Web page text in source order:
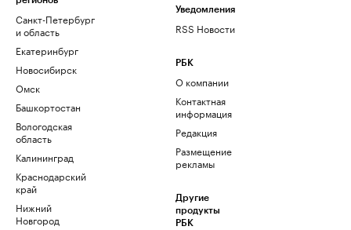
Санкт-Петербург
и область
Екатеринбург
Новосибирск
Омск
Башкортостан
Вологодская
область
Калининград
Краснодарский
край
Нижний
Новгород
Уведомления
RSS Новости
РБК
О компании
Контактная
информация
Редакция
Размещение
рекламы
Другие
продукты
РБК